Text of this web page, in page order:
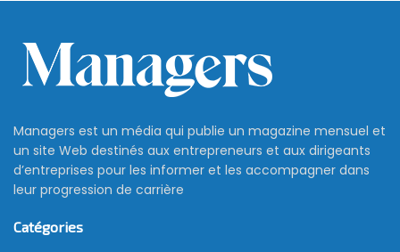
Managers est un média qui publie un magazine mensuel et
un site Web destinés aux entrepreneurs et aux dirigeants
d’entreprises pour les informer et les accompagner dans
leur progression de carrière
Catégories